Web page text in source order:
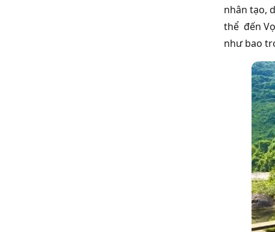
nhân tạo,
thể đến
như bao